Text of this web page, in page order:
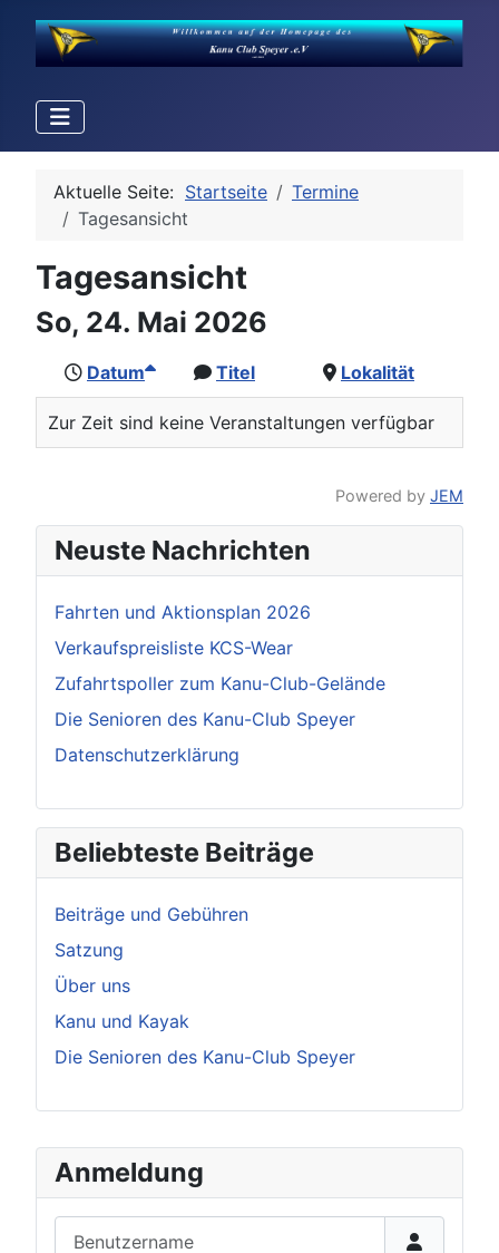
Anmeldung
Aktuelle Seite: Startseite
Termine
Tagesansicht
Tagesansicht
So, 24. Mai 2026
Datum Titel Lokalität
Zur Zeit sind keine Veranstaltungen verfügbar
Powered by JEM
Neuste Nachrichten
Fahrten und Aktionsplan 2026
Verkaufspreisliste KCS-Wear
Zufahrtspoller zum Kanu-Club-Gelände
Die Senioren des Kanu-Club Speyer
Datenschutzerklärung
Beliebteste Beiträge
Beiträge und Gebühren
Satzung
Über uns
Kanu und Kayak
Die Senioren des Kanu-Club Speyer